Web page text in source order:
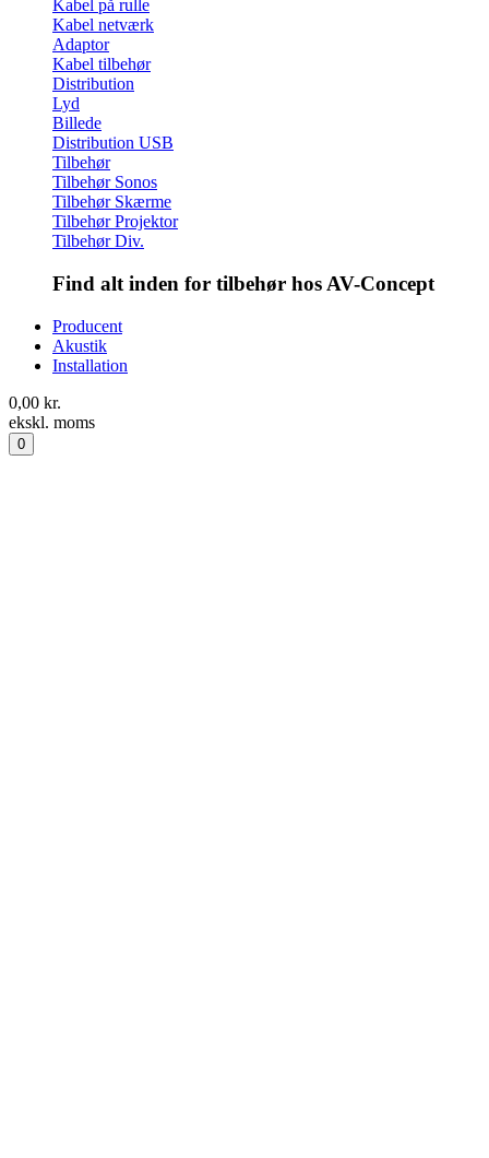
Kabel på rulle
Kabel netværk
Adaptor
Kabel tilbehør
Distribution
Lyd
Billede
Distribution USB
Tilbehør
Tilbehør Sonos
Tilbehør Skærme
Tilbehør Projektor
Tilbehør Div.
Find alt inden for tilbehør hos AV-Concept
Producent
Akustik
Installation
0,00 kr.
ekskl. moms
0